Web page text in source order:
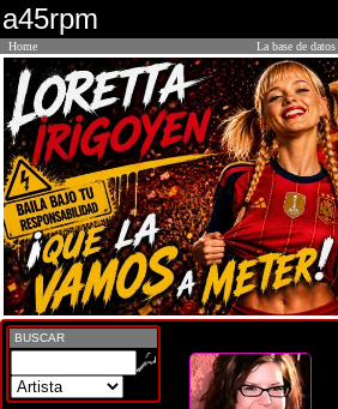
a45rpm
Home La base de
BUSCAR